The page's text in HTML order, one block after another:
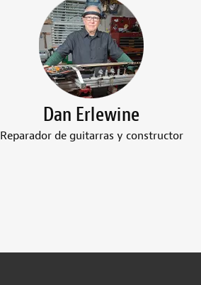
Dan Erlewine
Reparador de guitarras y constructor